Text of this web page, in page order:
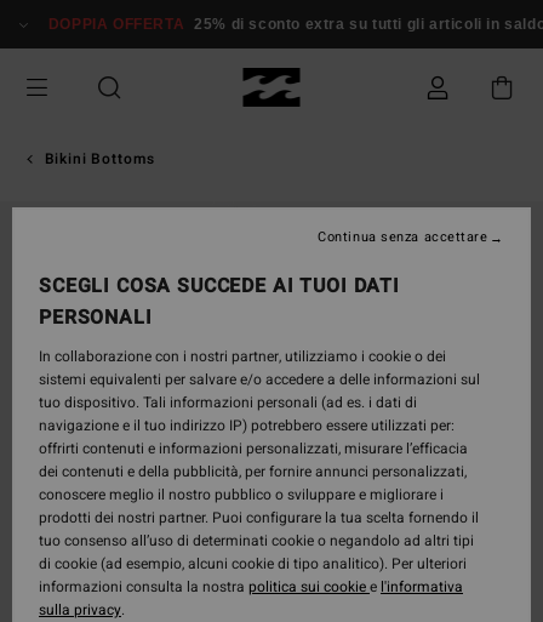
alle
prodotto
DOPPIA OFFERTA 25% di sconto extra su tutti gli articoli in saldo*
Bikini Bottoms
SCEGLI COSA SUCCEDE AI TUOI DATI
PERSONALI
In collaborazione con i nostri partner, utilizziamo i cookie o dei
sistemi equivalenti per salvare e/o accedere a delle informazioni sul
tuo dispositivo. Tali informazioni personali (ad es. i dati di
navigazione e il tuo indirizzo IP) potrebbero essere utilizzati per:
offrirti contenuti e informazioni personalizzati, misurare l’efficacia
dei contenuti e della pubblicità, per fornire annunci personalizzati,
conoscere meglio il nostro pubblico o sviluppare e migliorare i
prodotti dei nostri partner. Puoi configurare la tua scelta fornendo il
tuo consenso all’uso di determinati cookie o negandolo ad altri tipi
di cookie (ad esempio, alcuni cookie di tipo analitico). Per ulteriori
informazioni consulta la nostra politica sui cookiee l'informativa
sulla privacy.
Continua senza accettare